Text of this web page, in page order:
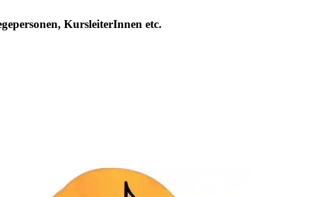
KursleiterInnen etc.